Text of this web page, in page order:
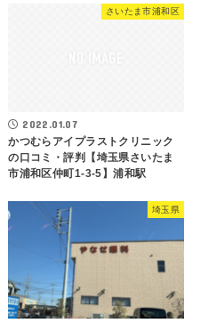
さいたま市浦和区
2022.01.07
かつむらアイプラストクリニック
の口コミ・評判【埼玉県さいたま
市浦和区仲町1-3-5】浦和駅
埼玉県